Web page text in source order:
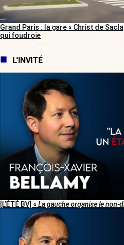
Grand Paris : la gare « Christ de
qui foudroie
L'INVITÉ
[L’ÉTÉ BV] « La gauche organise le non-